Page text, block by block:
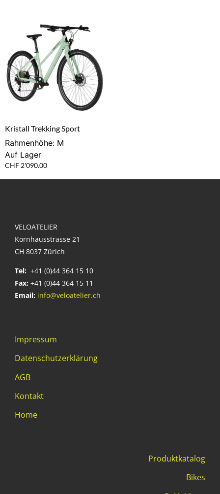
Kristall Trekking Sport
Rahmenhöhe: M
Auf Lager
CHF 2'090.00
VELOATELIER
Kornhausstrasse 21
CH 8037 Zürich
Tel: +41 (0)44 364 15 10
Fax: +41 (0)44 364 15 11
Email: info@veloatelier.ch
Impressum
Datenschutzerklärung
AGB
Kontakt
Home
Produktkatalog
Bikes